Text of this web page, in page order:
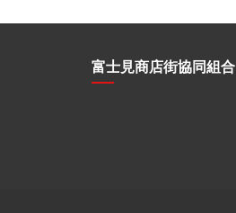
富士見商店街協同組合